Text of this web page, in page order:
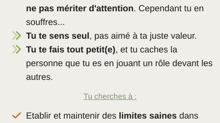
ne pas mériter d'attention. Cependant tu en
souffres...
Tu te sens seul, pas aimé à ta juste valeur.
Tu te fais tout petit(e), et tu caches la
personne que tu es en jouant un rôle devant les
autres.
Tu cherches à :
Etablir et maintenir des limites saines dans